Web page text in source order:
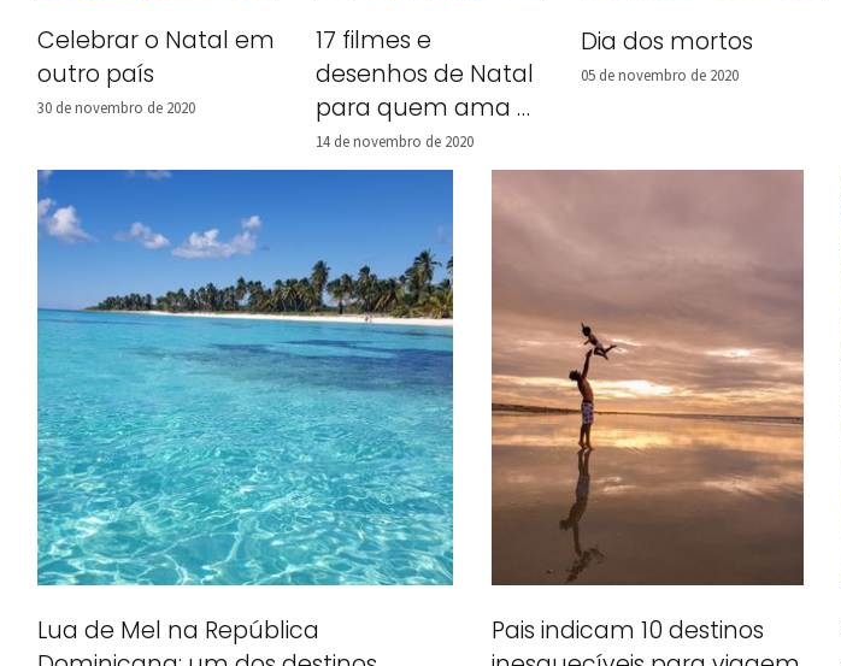
Celebrar o Natal em
outro país
30 de novembro de 2020
17 filmes e
desenhos de Natal
para quem ama a
Disney e a Universal
14 de novembro de 2020
Dia dos mortos
05 de novembro de 2020
Lua de Mel na República
Pais indicam 10 destinos